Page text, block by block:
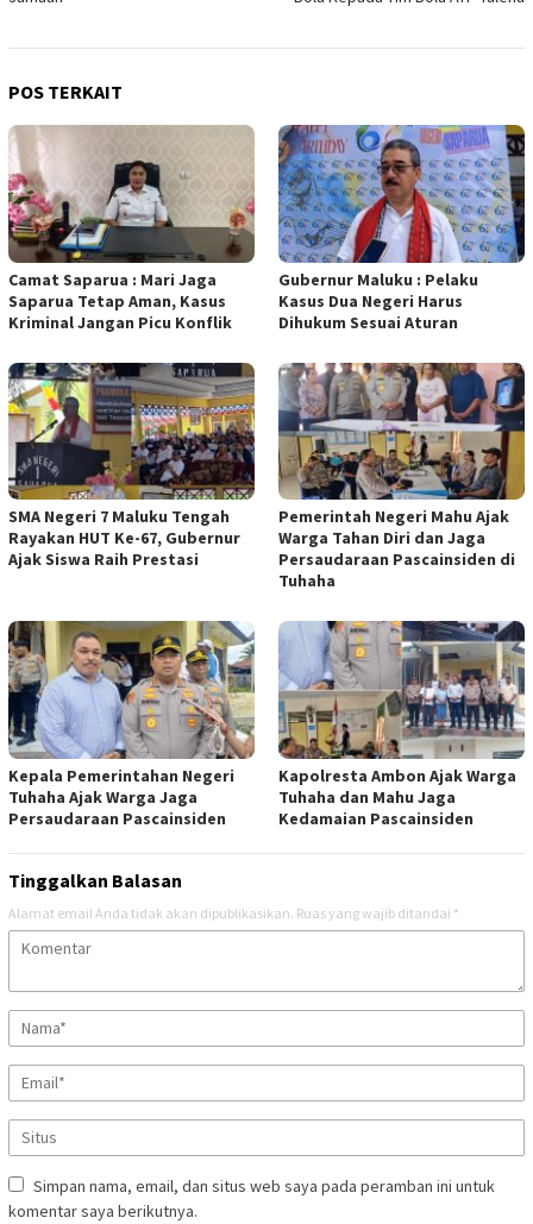
POS TERKAIT
Camat Saparua : Mari Jaga
Saparua Tetap Aman, Kasus
Kriminal Jangan Picu Konflik
Gubernur Maluku : Pelaku
Kasus Dua Negeri Harus
Dihukum Sesuai Aturan
SMA Negeri 7 Maluku Tengah
Rayakan HUT Ke-67, Gubernur
Ajak Siswa Raih Prestasi
Pemerintah Negeri Mahu Ajak
Warga Tahan Diri dan Jaga
Persaudaraan Pascainsiden di
Tuhaha
Kepala Pemerintahan Negeri
Tuhaha Ajak Warga Jaga
Persaudaraan Pascainsiden
Kapolresta Ambon Ajak Warga
Tuhaha dan Mahu Jaga
Kedamaian Pascainsiden
Tinggalkan Balasan
Alamat email Anda tidak akan dipublikasikan. Ruas yang wajib ditandai *
Simpan nama, email, dan situs web saya pada peramban ini untuk
komentar saya berikutnya.